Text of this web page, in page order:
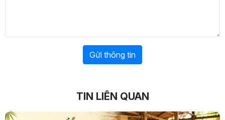
Gửi thông tin
TIN LIÊN QUAN